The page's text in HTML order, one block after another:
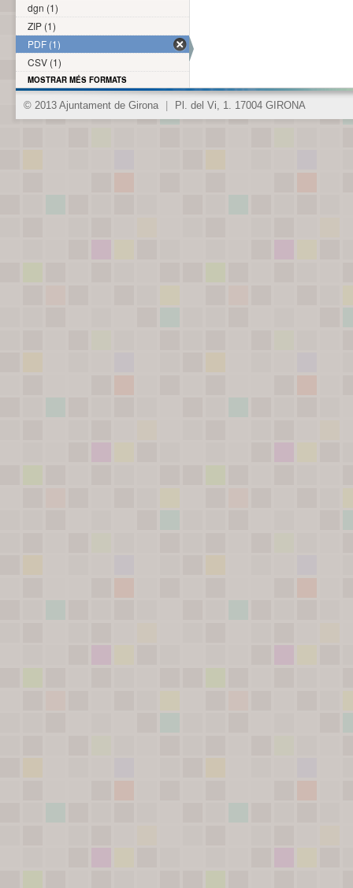
dgn (1)
ZIP (1)
PDF (1)
CSV (1)
MOSTRAR MÉS FORMATS
© 2013 Ajuntament de Girona Pl. del Vi, 1. 17004 GIRONA